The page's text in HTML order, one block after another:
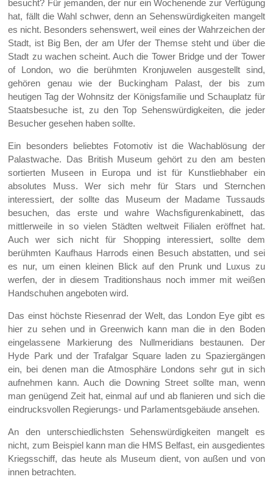
besucht? Für jemanden, der nur ein Wochenende zur Verfügung
hat, fällt die Wahl schwer, denn an Sehenswürdigkeiten mangelt
es nicht. Besonders sehenswert, weil eines der Wahrzeichen der
Stadt, ist Big Ben, der am Ufer der Themse steht und über die
Stadt zu wachen scheint. Auch die Tower Bridge und der Tower
of London, wo die berühmten Kronjuwelen ausgestellt sind,
gehören genau wie der Buckingham Palast, der bis zum
heutigen Tag der Wohnsitz der Königsfamilie und Schauplatz für
Staatsbesuche ist, zu den Top Sehenswürdigkeiten, die jeder
Besucher gesehen haben sollte.
Ein besonders beliebtes Fotomotiv ist die Wachablösung der
Palastwache. Das British Museum gehört zu den am besten
sortierten Museen in Europa und ist für Kunstliebhaber ein
absolutes Muss. Wer sich mehr für Stars und Sternchen
interessiert, der sollte das Museum der Madame Tussauds
besuchen, das erste und wahre Wachsfigurenkabinett, das
mittlerweile in so vielen Städten weltweit Filialen eröffnet hat.
Auch wer sich nicht für Shopping interessiert, sollte dem
berühmten Kaufhaus Harrods einen Besuch abstatten, und sei
es nur, um einen kleinen Blick auf den Prunk und Luxus zu
werfen, der in diesem Traditionshaus noch immer mit weißen
Handschuhen angeboten wird.
Das einst höchste Riesenrad der Welt, das London Eye gibt es
hier zu sehen und in Greenwich kann man die in den Boden
eingelassene Markierung des Nullmeridians bestaunen. Der
Hyde Park und der Trafalgar Square laden zu Spaziergängen
ein, bei denen man die Atmosphäre Londons sehr gut in sich
aufnehmen kann. Auch die Downing Street sollte man, wenn
man genügend Zeit hat, einmal auf und ab flanieren und sich die
eindrucksvollen Regierungs- und Parlamentsgebäude ansehen.
An den unterschiedlichsten Sehenswürdigkeiten mangelt es
nicht, zum Beispiel kann man die HMS Belfast, ein ausgedientes
Kriegsschiff, das heute als Museum dient, von außen und von
innen betrachten.